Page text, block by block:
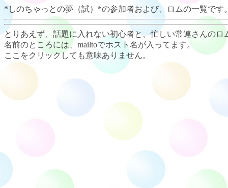
*しのちゃっとの夢（試）*の参加者および、ロムの一覧です
とりあえず、話題に入れない初心者と、忙しい常連さんの
名前のところには、mailtoでホスト名が入ってます。
ここをクリックしても意味ありません。